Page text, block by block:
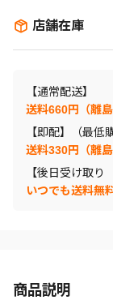
店舗在庫
【通常配送】
送料660円（離
【即配】（最低
送料330円（離
【後日受け取り
いつでも送料無
商品説明